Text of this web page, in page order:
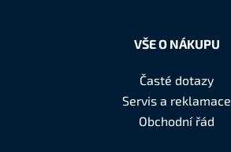
VŠE O NÁKUPU
Časté dotazy
Servis a reklamace
Obchodní řád